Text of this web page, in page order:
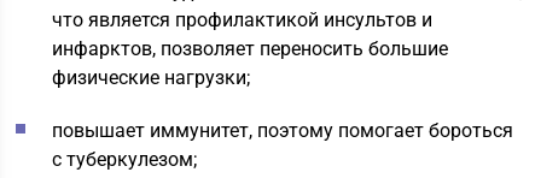
что является профилактикой инсультов и
инфарктов, позволяет переносить большие
физические нагрузки;
повышает иммунитет, поэтому помогает бороться
с туберкулезом;